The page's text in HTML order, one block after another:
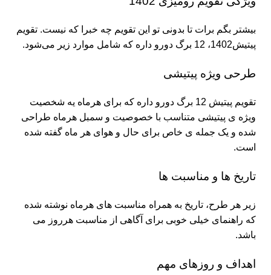
بیشتر بگم برات تا بدونی تو این تقویم چه خبرا که نیست. تقویم
پیتیش1402، 12 برگ دورو داره که شامل موارد زیر می‌شود.
طرحی ویژه پیتیشی
تقویم پیتیش 12 برگ دورو داره که برای هرماه یه شخصیت
ویژه ی پیتیشی متناسب با خصوصیت و سمبل هرماه طراحی
شده و یک جمله ی خاص برای حال و هوای هر ماه گفته شده
است.
تاریخ ها و مناسبت ها
زیر هر طرح، تاریخ به همراه مناسبت های هرماه نوشته شده
که راهنمای خیلی خوبی برای آگاهی از مناسبت هرروز می
باشد.
اهداف و روزهای مهم